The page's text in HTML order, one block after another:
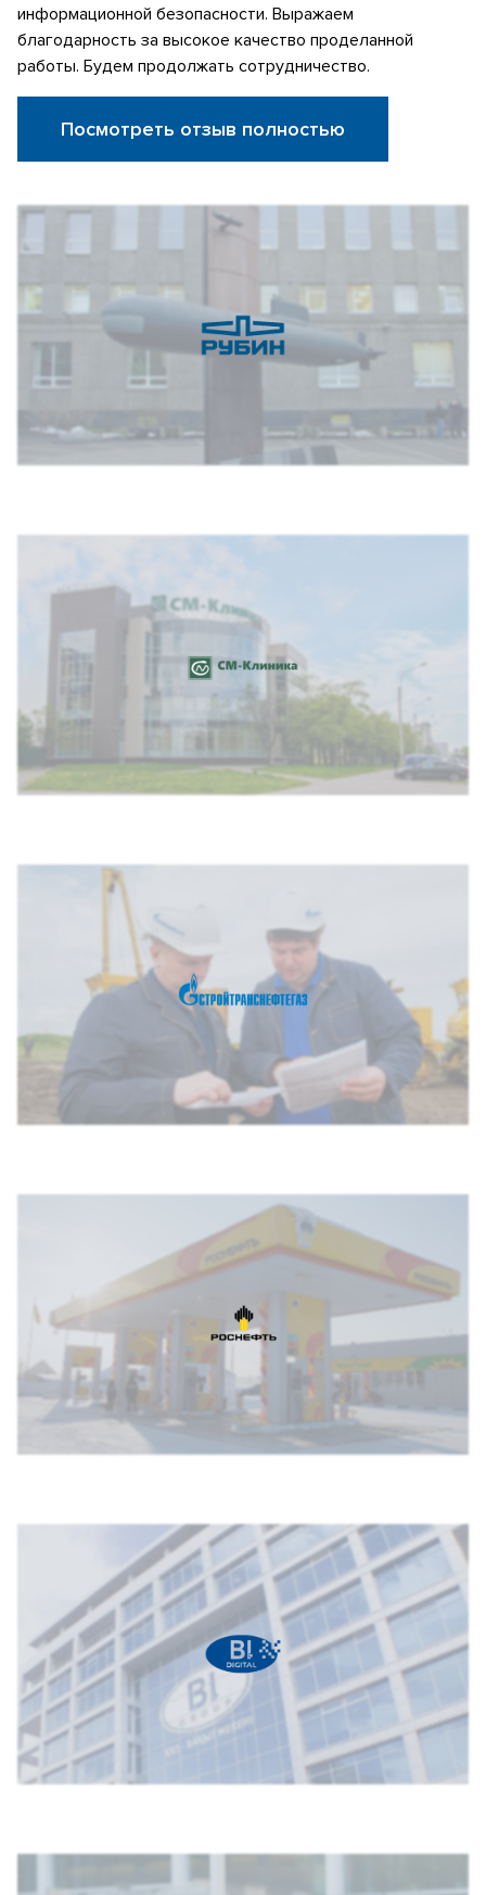
информационной безопасности. Выражаем
благодарность за высокое качество проделанной
работы. Будем продолжать сотрудничество.
Посмотреть отзыв полностью